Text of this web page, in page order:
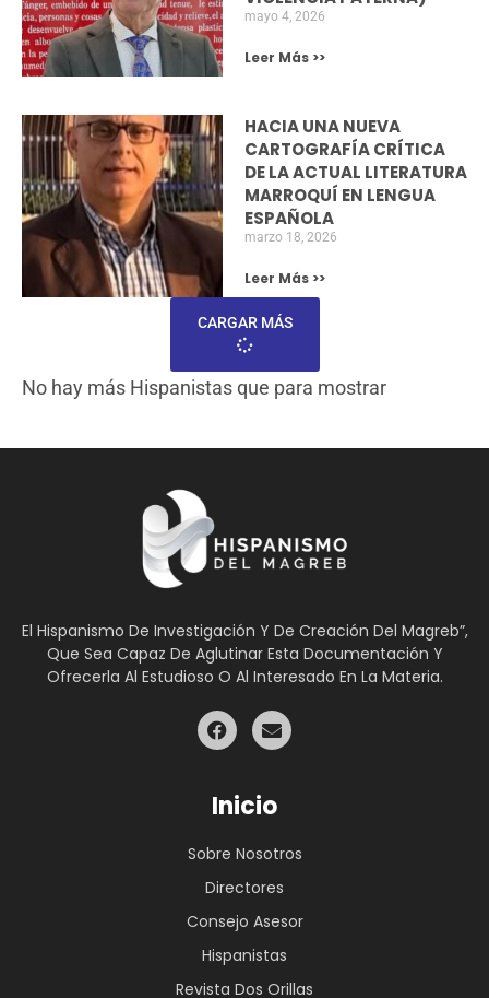
CICLO SOBRE HUMANISMO EN EL ATENEO
DE MÁLAGA
Siguiendo la estela del ciclo sobre Humanismo que
el presidente de Humanismo Solidario, Francisco
Morales Lomas, puso
RETROSPECTIVA DEL HISPANISTA
ABDELLATIF EL KHATIB
Exposición fotográfica retrospectiva del hispanista
Abdellatif El Khatib, uno de los precursores de la